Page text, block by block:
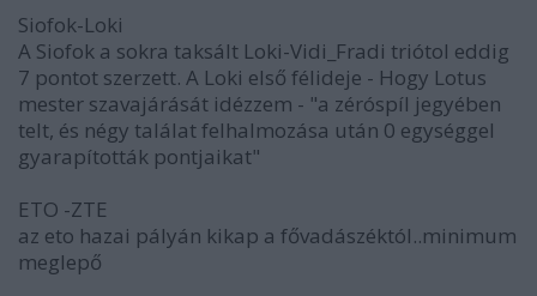
Siofok-Loki
A Siofok a sokra taksált Loki-Vidi_Fradi triótol eddig
7 pontot szerzett. A Loki első félideje - Hogy Lotus
mester szavajárását idézzem - "a zéróspíl jegyében
telt, és négy találat felhalmozása után 0 egységgel
gyarapították pontjaikat"
ETO -ZTE
az eto hazai pályán kikap a fővadászéktól..minimum
meglepő